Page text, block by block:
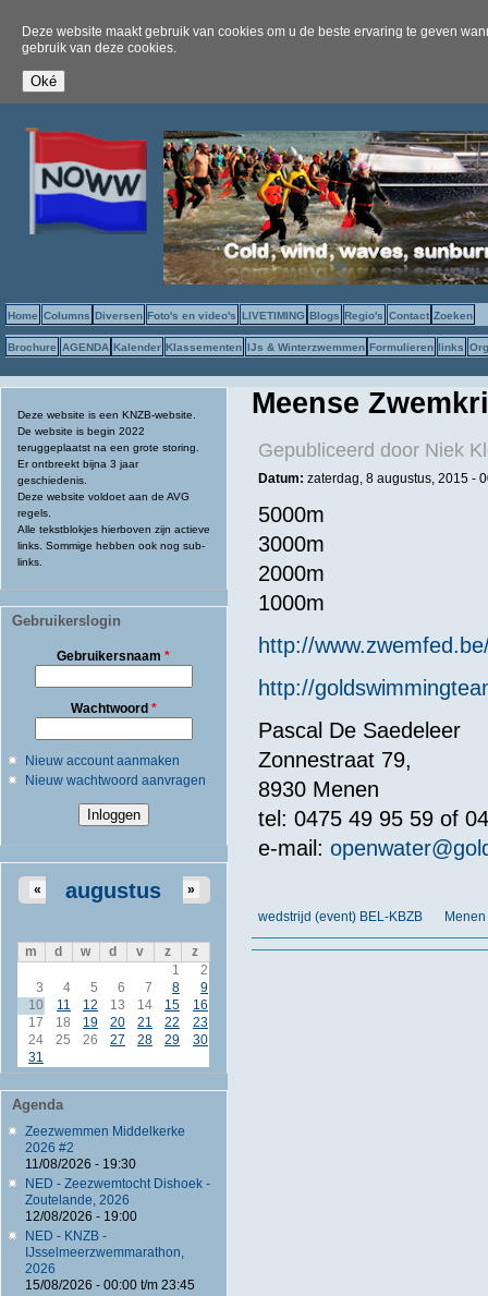
Deze website maakt gebruik van cookies om u de beste ervaring te geven
gebruik van deze cookies.
Home Columns Diversen Foto's en video's LIVETIMING Blogs Regio's Contact Zoeken
Brochure AGENDA Kalender Klassementen IJs & Winterzwemmen Formulieren links
Deze website is een KNZB-website.
De website is begin 2022
teruggeplaatst na een grote storing.
Er ontbreekt bijna 3 jaar
geschiedenis.
Deze website voldoet aan de AVG
regels.
Alle tekstblokjes hierboven zijn actieve
links. Sommige hebben ook nog sub-
links.
Gebruikerslogin
Gebruikersnaam*
Wachtwoord *
Nieuw account aanmaken
Nieuw wachtwoord aanvragen
augustus
« »
m d w d v z
z
1
2
3
4 5 6 7 8
9
10
11 12 13 14 15
16
17
18 19 20 21 22
23
24
25 26 27 28 29
30
31
Agenda
Zeezwemmen Middelkerke
2026 #2
11/08/2026 - 19:30
NED - Zeezwemtocht Dishoek -
Zoutelande, 2026
12/08/2026 - 19:00
NED - KNZB -
IJsselmeerzwemmarathon,
2026
15/08/2026 - 00:00t/m 23:45
Meense
Gepubliceerd door Niek
Datum: zaterdag, 8 augustus, 2015 -
5000m
3000m
2000m
1000m
http://
http://
Pascal De Saedeleer
Zonnestraat 79,
8930 Menen
tel: 0475 49 95 59 of
e-mail:
wedstrijd (event) BEL-KBZB